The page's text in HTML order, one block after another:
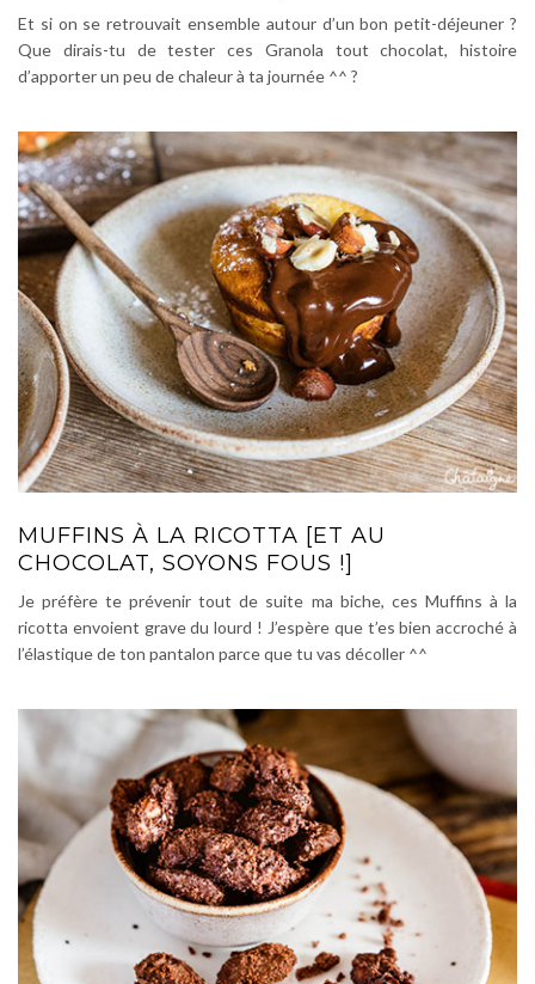
Et si on se retrouvait ensemble autour d’un bon petit-déjeuner ?
Que dirais-tu de tester ces Granola tout chocolat, histoire
d’apporter un peu de chaleur à ta journée ^^ ?
MUFFINS À LA RICOTTA [ET AU
CHOCOLAT, SOYONS FOUS !]
Je préfère te prévenir tout de suite ma biche, ces Muffins à la
ricotta envoient grave du lourd ! J’espère que t’es bien accroché à
l’élastique de ton pantalon parce que tu vas décoller ^^